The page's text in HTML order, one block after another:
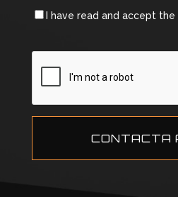
I have read and accept the